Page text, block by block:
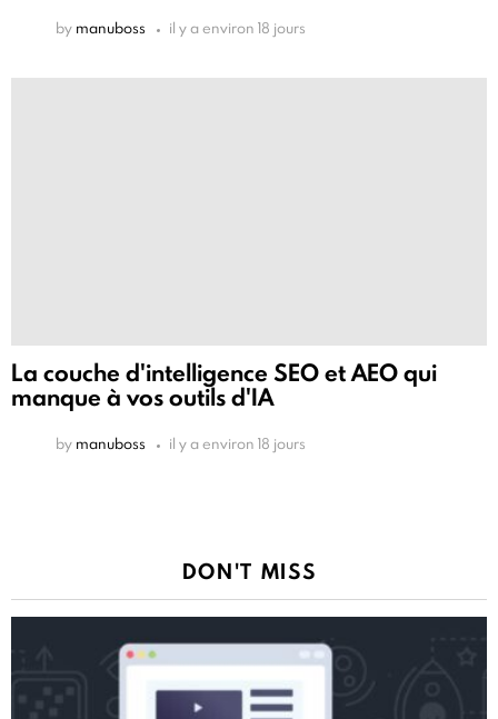
by manuboss il y a environ 18 jours
La couche d'intelligence SEO et AEO qui
manque à vos outils d'IA
by manuboss il y a environ 18 jours
DON'T MISS